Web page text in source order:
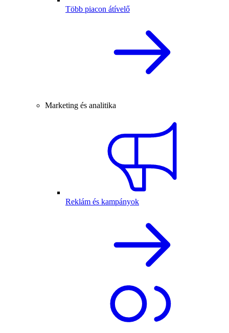
Több piacon átívelő
Marketing és analitika
Reklám és kampányok